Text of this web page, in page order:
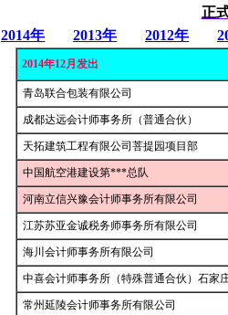
正
2014年 2013年 2012年
2014年12月发出
青岛联合包装有限公司
成都达远会计师事务所（普通合伙）
天拓建筑工程有限公司菩提园项目部
中国航空港建设第***总队
河南立信兴豫会计师事务所有限公司
江苏苏亚金诚税务师事务所有限公司
海川会计师事务所有限公司
中喜会计师事务所（特殊普通合伙）石家
常州延陵会计师事务所有限公司